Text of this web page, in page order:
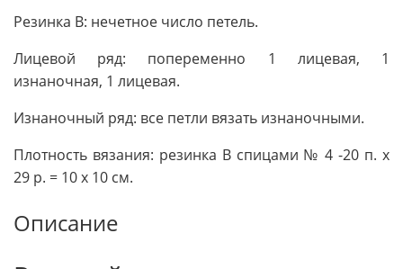
Резинка В: нечетное число петель.
Лицевой ряд: попеременно 1 лицевая, 1
изнаночная, 1 лицевая.
Изнаночный ряд: все петли вязать изнаночными.
Плотность вязания: резинка В спицами № 4 -20 п. х
29 р. = 10 x 10 см.
Описание